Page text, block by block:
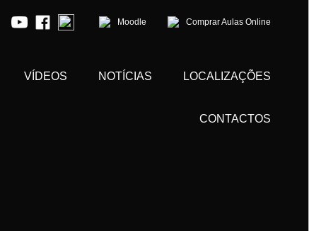
Moodle Comprar Aulas Online
VÍDEOS NOTÍCIAS LOCALIZAÇÕES
CONTACTOS